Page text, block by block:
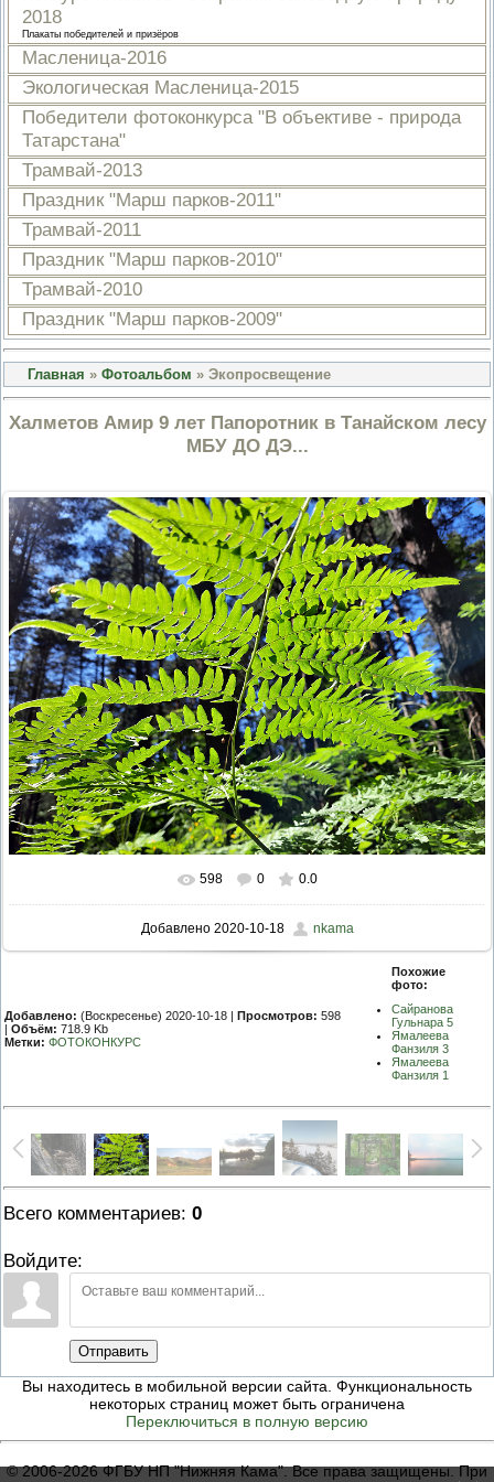
ОСУЩЕСТВЛЕНИИ
ОБЛАСТИ ОХРАНЫ И
ИСПОЛЬЗОВАНИЯ ООПТ
ФЕДЕРАЛЬНОГО ЗНАЧЕНИЯ
РИСКОВ ПРИЧИНЕНИЯ
КОНТРОЛЬНЫХ
СВЕДЕНИЙ, КОТОРЫЕ МОГУТ
ЗАПРАШИВАТЬСЯ
КОНТРОЛИРУЕМОГО ЛИЦА
2018
Плакаты победителей и призёров
Масленица-2016
Экологическая Масленица-2015
Победители фотоконкурса "В объективе - природа
Татарстана"
Трамвай-2013
Праздник "Марш парков-2011"
Трамвай-2011
Праздник "Марш парков-2010"
Трамвай-2010
Праздник "Марш парков-2009"
Главная » Фотоальбом » Экопросвещение
Халметов Амир 9 лет Папоротник в Танайском лесу
МБУ ДО ДЭ...
598 0 0.0
Добавлено2020-10-18 nkama
Добавлено: (Воскресенье) 2020-10-18 | Просмотров: 598
| Объём: 718.9 Kb
Метки: ФОТОКОНКУРС
Похожие
фото:
Сайранова
Гульнара 5
Ямалеева
Фанзиля 3
Ямалеева
Фанзиля 1
Всего комментариев: 0
Войдите:
Отправить
Вы находитесь в мобильной версии сайта. Функциональность
некоторых страниц может быть ограничена
Переключиться в полную версию
© 2006-2026 ФГБУ НП "Нижняя Кама". Все права защищены. При